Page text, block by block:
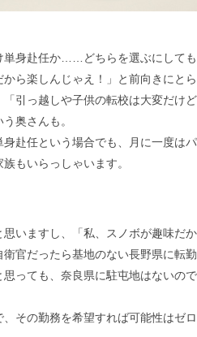
単身赴任か……どちらを選ぶにして
ら楽しんじゃえ！」と前向きにと
引っ越しや子供の転校は大変だけ
奥さんも。
赴任という場合でも、月に一度は
もいらっしゃいます。
いますし、「私、スノボが趣味だ
官だったら基地のない長野県に転
っても、奈良県に駐屯地はないの
その勤務を希望すれば可能性はゼ